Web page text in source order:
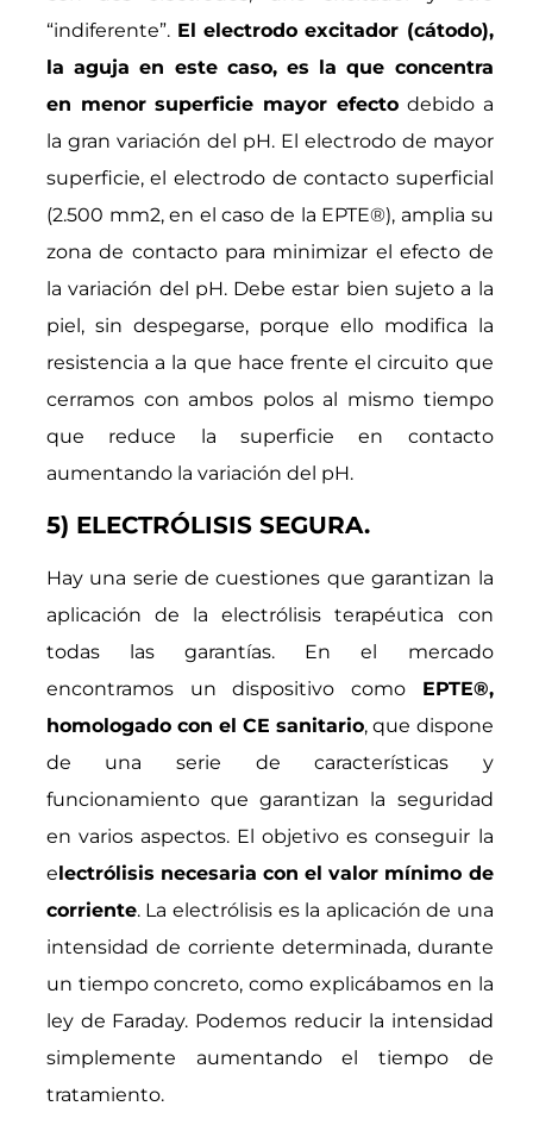
“indiferente”.El electrodo excitador (cátodo),
la aguja en este caso, es la que concentra
en menor superficie mayor efecto debido a
la gran variación del pH. El electrodo de mayor
superficie, el electrodo de contacto superficial
(2.500 mm2, en el caso de la EPTE®), amplia su
zona de contacto para minimizar el efecto de
la variación del pH. Debe estar bien sujeto a la
piel, sin despegarse, porque ello modifica la
resistencia a la que hace frente el circuito que
cerramos con ambos polos al mismo tiempo
que reduce la superficie en contacto
aumentando la variación del pH.
5) ELECTRÓLISIS SEGURA.
Hay una serie de cuestiones que garantizan la
aplicación de la electrólisis terapéutica con
todas las garantías. En el mercado
encontramos un dispositivo como EPTE®,
homologado con el CE sanitario, que dispone
de una serie de características y
funcionamiento que garantizan la seguridad
en varios aspectos. El objetivo es conseguir la
electrólisis necesaria con el valor mínimo de
corriente. La electrólisis es la aplicación de una
intensidad de corriente determinada, durante
un tiempo concreto, como explicábamos en la
ley de Faraday. Podemos reducir la intensidad
simplemente aumentando el tiempo de
tratamiento.